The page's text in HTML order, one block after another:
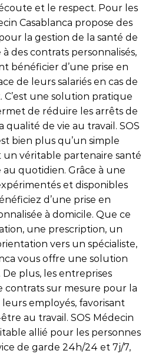
et le respect. Pour les
Casablanca propose des
la gestion de la santé de
à des contrats personnalisés,
bénéficier d’une prise en
de leurs salariés en cas de
C’est une solution pratique
de réduire les arrêts de
qualité de vie au travail. SOS
bien plus qu’un simple
un véritable partenaire santé
quotidien. Grâce à une
et disponibles
d’une prise en
à domicile. Que ce
une prescription, un
vers un spécialiste,
vous offre une solution
De plus, les entreprises
contrats sur mesure pour la
employés, favorisant
au travail. SOS Médecin
allié pour les personnes
de garde 24h/24 et 7j/7,